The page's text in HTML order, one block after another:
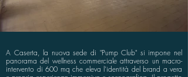
A Caserta, la nuova sede di "Pump Club" si impone nel
panorama del wellness commerciale attraverso un macro-
intervento di 600 mq che eleva l’identità del brand a vera